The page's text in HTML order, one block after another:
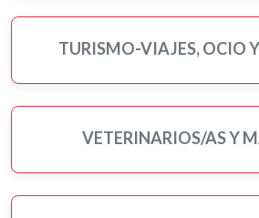
TURISMO-VIAJES, OCIO
VETERINARIOS/AS Y